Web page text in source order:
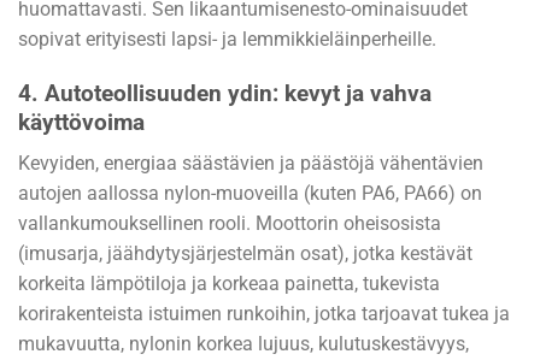
huomattavasti. Sen likaantumisenesto-ominaisuudet
sopivat erityisesti lapsi- ja lemmikkieläinperheille.
4. Autoteollisuuden ydin: kevyt ja vahva
käyttövoima
Kevyiden, energiaa säästävien ja päästöjä vähentävien
autojen aallossa nylon-muoveilla (kuten PA6, PA66) on
vallankumouksellinen rooli. Moottorin oheisosista
(imusarja, jäähdytysjärjestelmän osat), jotka kestävät
korkeita lämpötiloja ja korkeaa painetta, tukevista
korirakenteista istuimen runkoihin, jotka tarjoavat tukea ja
mukavuutta, nylonin korkea lujuus, kulutuskestävyys,